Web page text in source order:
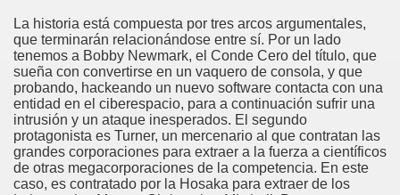
La historia está compuesta por tres arcos argumentales,
que terminarán relacionándose entre sí. Por un lado
tenemos a Bobby Newmark, el Conde Cero del título, que
sueña con convertirse en un vaquero de consola, y que
probando, hackeando un nuevo software contacta con una
entidad en el ciberespacio, para a continuación sufrir una
intrusión y un ataque inesperados. El segundo
protagonista es Turner, un mercenario al que contratan las
grandes corporaciones para extraer a la fuerza a científicos
de otras megacorporaciones de la competencia. En este
caso, es contratado por la Hosaka para extraer de los